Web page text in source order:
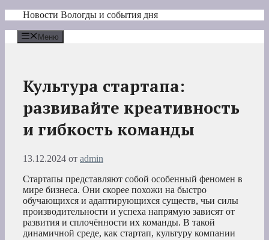
Перейти
содержимому
Новости Вологды и события дня
Меню
Культура стартапа:
развивайте креативность
и гибкость команды
13.12.2024 от admin
Стартапы представляют собой особенный феномен в
мире бизнеса. Они скорее похожи на быстро
обучающихся и адаптирующихся существ, чьи силы
производительности и успеха напрямую зависят от
развития и сплочённости их команды. В такой
динамичной среде, как стартап, культуру компании